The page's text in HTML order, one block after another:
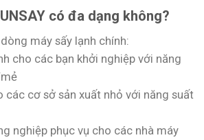
₫.
950 ₫.
có đa dạng không?
máy sấy lạnh chính:
cho các bạn khởi nghiệp với năng
các cơ sở sản xuất nhỏ với năng suất
nghiệp phục vụ cho các nhà máy